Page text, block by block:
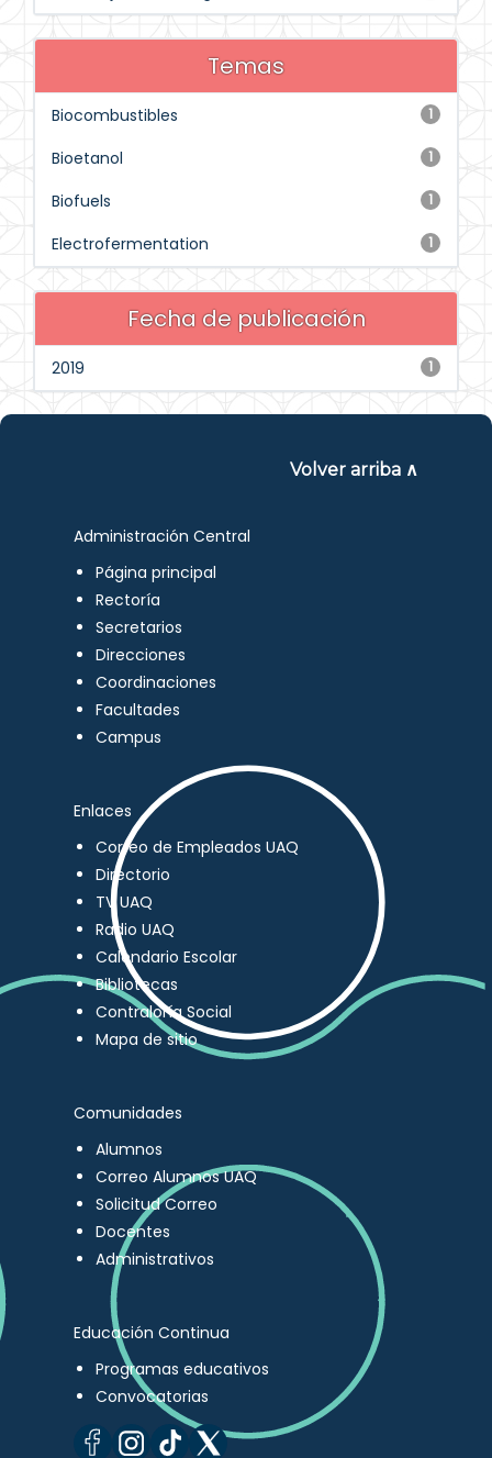
Temas
1
Biocombustibles
1
Bioetanol
1
Biofuels
1
Electrofermentation
Fecha de publicación
1
2019
Volver arriba ∧
Administración Central
Página principal
Rectoría
Secretarios
Direcciones
Coordinaciones
Facultades
Campus
Enlaces
Correo de Empleados UAQ
Directorio
TV UAQ
Radio UAQ
Calendario Escolar
Bibliotecas
Contraloría Social
Mapa de sitio
Comunidades
Alumnos
Correo Alumnos UAQ
Solicitud Correo
Docentes
Administrativos
Educación Continua
Programas educativos
Convocatorias